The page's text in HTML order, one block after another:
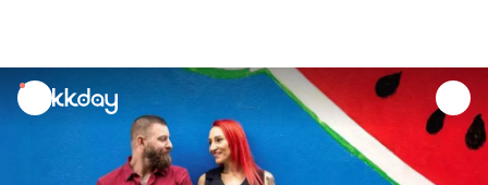
unread
notifications